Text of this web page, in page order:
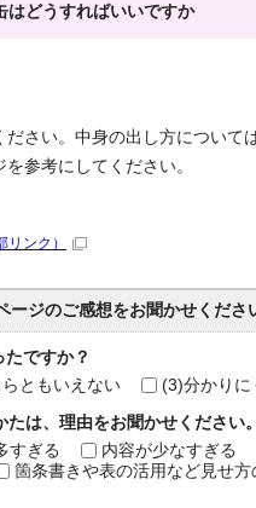
はどうすればいいですか
さい。中身の出し方については
参考にしてください。
リンク）
ジのご感想をお聞かせくださ
ですか？
ともいえない (3)分かりに
は、理由をお聞かせください
すぎる 内容が少なすぎる
箇条書きや表の活用など見せ